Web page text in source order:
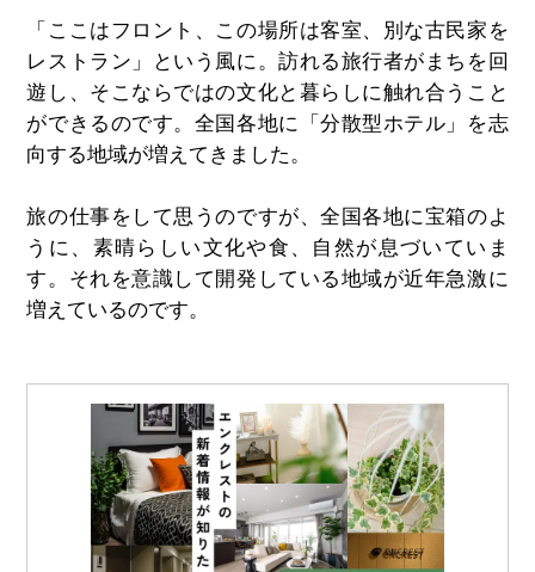
「ここはフロント、この場所は客室、別な古民家を
レストラン」という風に。訪れる旅行者がまちを回
遊し、そこならではの文化と暮らしに触れ合うこと
ができるのです。全国各地に「分散型ホテル」を志
向する地域が増えてきました。
旅の仕事をして思うのですが、全国各地に宝箱のよ
うに、素晴らしい文化や食、自然が息づいていま
す。それを意識して開発している地域が近年急激に
増えているのです。